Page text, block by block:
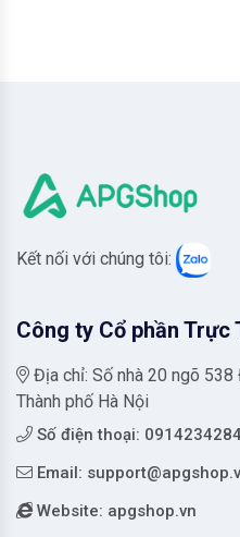
Kết nối với chúng tôi:
Công ty Cổ phần Trực
Địa chỉ: Số nhà 20 ngõ
Thành phố Hà Nội
Số điện thoại: 0914234284
Email:
Website: apgshop.vn